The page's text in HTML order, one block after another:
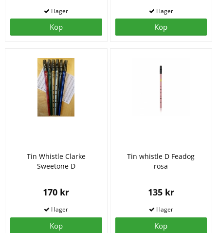
Köp Köp
Tin Whistle Clarke
Sweetone D
170 kr
Köp
Tin whistle D Feadog
rosa
135 kr
Köp